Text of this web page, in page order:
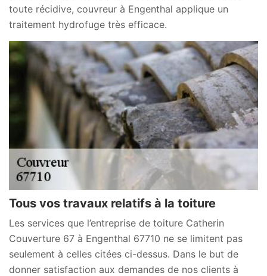
toute récidive, couvreur à Engenthal applique un
traitement hydrofuge très efficace.
Tous vos travaux relatifs à la toiture
Les services que l’entreprise de toiture Catherin
Couverture 67 à Engenthal 67710 ne se limitent pas
seulement à celles citées ci-dessus. Dans le but de
donner satisfaction aux demandes de nos clients à